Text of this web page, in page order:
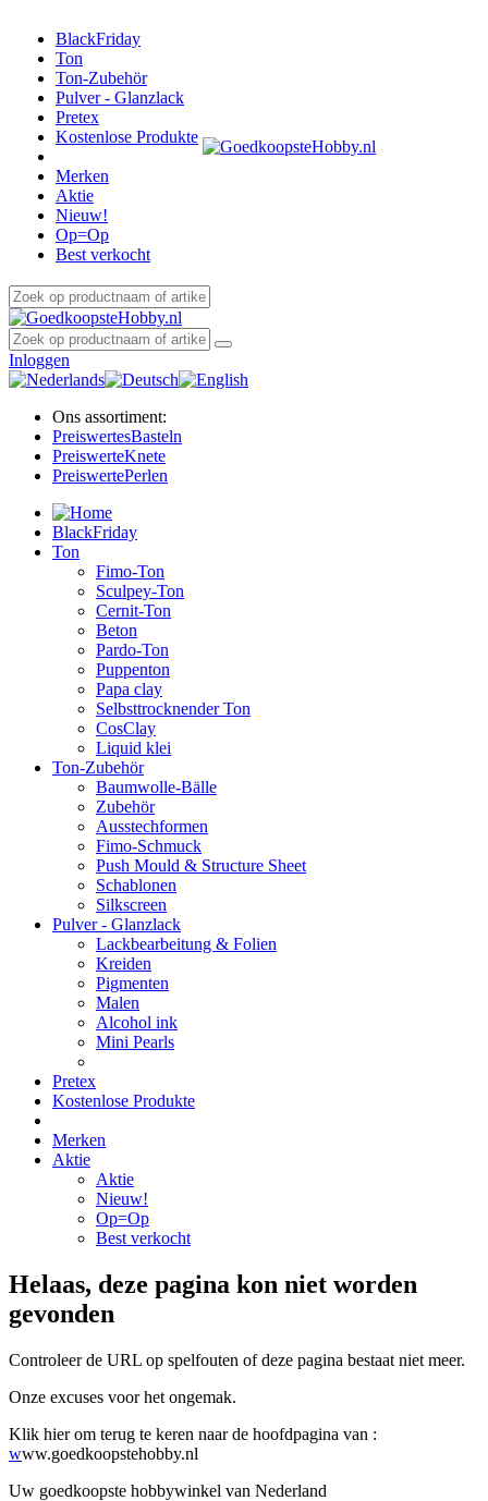
BlackFriday
Ton
Ton-Zubehör
Pulver - Glanzlack
Pretex
Kostenlose Produkte
Merken
Aktie
Nieuw!
Op=Op
Best verkocht
Inloggen
Ons assortiment:
PreiswertesBasteln
PreiswerteKnete
PreiswertePerlen
BlackFriday
Ton
Fimo-Ton
Sculpey-Ton
Cernit-Ton
Beton
Pardo-Ton
Puppenton
Papa clay
Selbsttrocknender Ton
CosClay
Liquid klei
Ton-Zubehör
Baumwolle-Bälle
Zubehör
Ausstechformen
Fimo-Schmuck
Push Mould & Structure Sheet
Schablonen
Silkscreen
Pulver - Glanzlack
Lackbearbeitung & Folien
Kreiden
Pigmenten
Malen
Alcohol ink
Mini Pearls
Pretex
Kostenlose Produkte
Merken
Aktie
Aktie
Nieuw!
Op=Op
Best verkocht
Helaas, deze pagina kon niet worden
gevonden
Controleer de URL op spelfouten of deze pagina bestaat niet meer.
Onze excuses voor het ongemak.
Klik hier om terug te keren naar de hoofdpagina van :
www.goedkoopstehobby.nl
Uw goedkoopste hobbywinkel van Nederland